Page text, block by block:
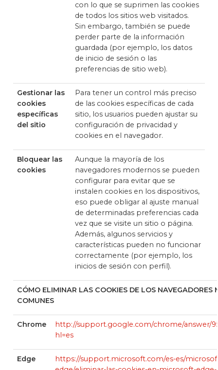
con lo que se suprimen las cookies
de todos los sitios web visitados.
Sin embargo, también se puede
perder parte de la información
guardada (por ejemplo, los datos
de inicio de sesión o las
preferencias de sitio web).
Gestionar las
cookies
específicas
del sitio
Para tener un control más preciso
de las cookies específicas de cada
sitio, los usuarios pueden ajustar su
configuración de privacidad y
cookies en el navegador.
Bloquear las
cookies
Aunque la mayoría de los
navegadores modernos se pueden
configurar para evitar que se
instalen cookies en los dispositivos,
eso puede obligar al ajuste manual
de determinadas preferencias cada
vez que se visite un sitio o página.
Además, algunos servicios y
características pueden no funcionar
correctamente (por ejemplo, los
inicios de sesión con perfil).
CÓMO ELIMINAR LAS COOKIES DE LOS NAVEGADORES
COMUNES
Chrome
http://support.google.com/chrome/answer/
hl=es
Edge
https://support.microsoft.com/es-es/